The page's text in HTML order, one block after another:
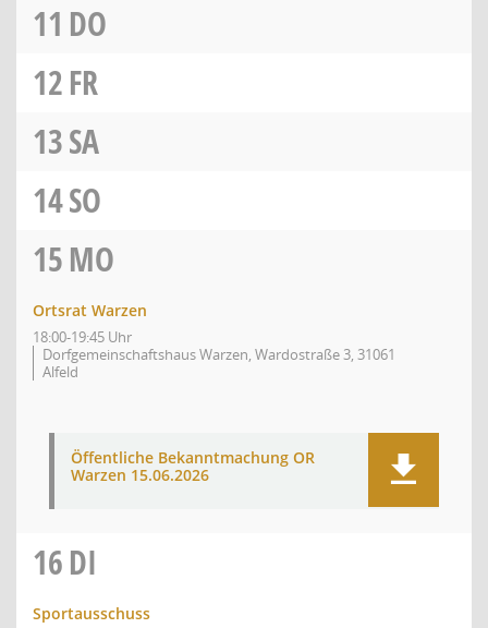
11 DO
12FR
13SA
14SO
15MO
Ortsrat Warzen
18:00-19:45 Uhr
Dorfgemeinschaftshaus Warzen, Wardostraße 3, 31061
Alfeld
Öffentliche Bekanntmachung OR
Warzen 15.06.2026
16DI
Sportausschuss